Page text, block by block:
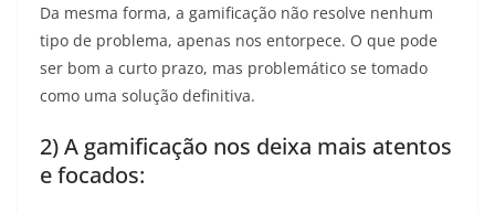
Da mesma forma, a gamificação não resolve nenhum
tipo de problema, apenas nos entorpece. O que pode
ser bom a curto prazo, mas problemático se tomado
como uma solução definitiva.
2) A gamificação nos deixa mais atentos
e focados: